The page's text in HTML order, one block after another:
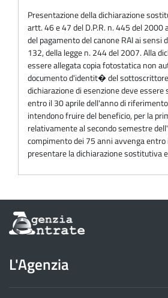
Presentazione della dichiarazione
artt. 46 e 47 del D.P.R. n. 445 del 2000
del pagamento del canone RAI ai sensi
132, della legge n. 244 del 2007. Alla
essere allegata copia fotostatica non
documento d'identit� del
dichiarazione di esenzione deve
entro il 30 aprile dell'anno di
intendono fruire del beneficio, per la
relativamente al secondo semestre
compimento dei 75 anni avvenga entro
presentare la dichiarazione sostitutiva
Informazioni
sul
dell'Agenzia
delle
Entrate
L'Agenzia